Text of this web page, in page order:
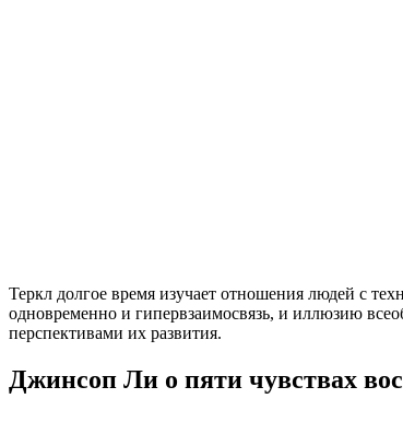
Теркл долгое время изучает отношения людей с
одновременно и гипервзаимосвязь, и иллюзию
перспективами их развития.
Джинсоп Ли о пяти чувствах